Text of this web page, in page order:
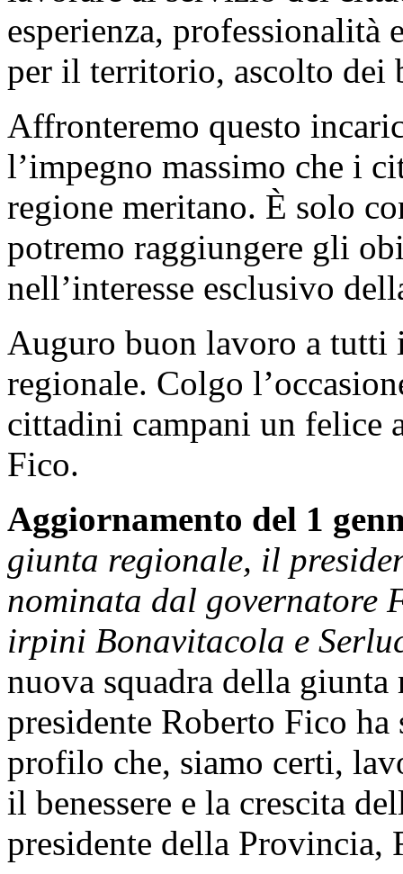
esperienza, professionalità
per il territorio, ascolto dei
Affronteremo questo
l’impegno massimo che i
regione meritano. È solo
potremo raggiungere gli
nell’interesse esclusivo
Auguro buon lavoro a tutti
regionale. Colgo
cittadini campani un felice
Fico.
Aggiornamento del 1
giunta regionale, il
nominata dal governatore
irpini Bonavitacola e
nuova squadra della
presidente Roberto Fico
profilo che, siamo certi,
il benessere e la crescita
presidente della Provincia,